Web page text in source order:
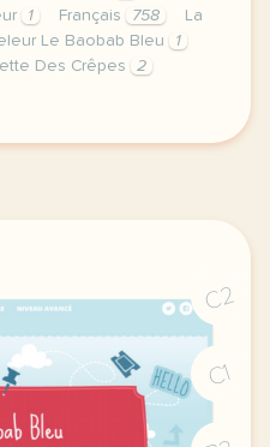
1 Français 758
La
Le Baobab Bleu
1
Des Crêpes
2
c est le 2 fevrier et
C2
C1